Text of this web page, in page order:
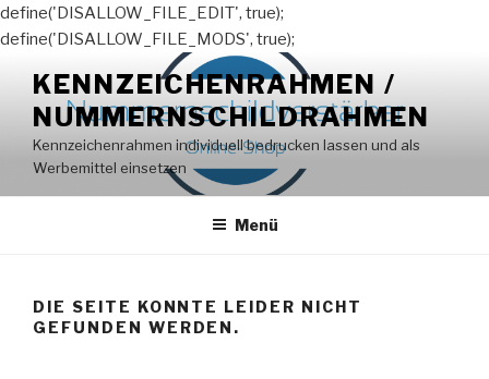
define('DISALLOW_FILE_EDIT', true);
define('DISALLOW_FILE_MODS', true);
Inhalt
springen
KENNZEICHENRAHMEN /
NUMMERNSCHILDRAHMEN
Kennzeichenrahmen individuell bedrucken lassen und als
Werbemittel einsetzen
Menü
DIE SEITE KONNTE LEIDER NICHT
GEFUNDEN WERDEN.